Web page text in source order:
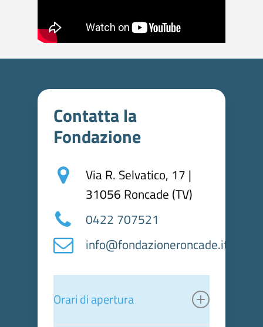
Contattala
Fondazione
Via R. Selvatico, 17 |
31056 Roncade (TV)
0422 707521
info@fondazioneroncade.it
Orari di apertura